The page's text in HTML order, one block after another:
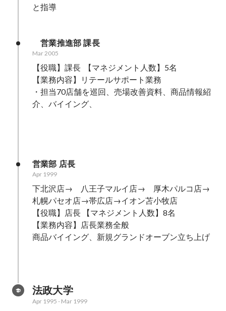
と指導
営業推進部 課長
Mar 2005
【役職】課長  【マネジメント人数】5名
【業務内容】リテールサポート業務
・担当70店舗を巡回、売場改善資料、商品情報紹
介、バイイング、
営業部 店長
Apr 1999
下北沢店→　八王子マルイ店→　厚木パルコ店→
札幌パセオ店→帯広店→イオン苫小牧店
【役職】店長 【マネジメント人数】8名
【業務内容】店長業務全般
商品バイイング、新規グランドオーブン立ち上げ
法政大学
Apr 1995 - Mar 1999